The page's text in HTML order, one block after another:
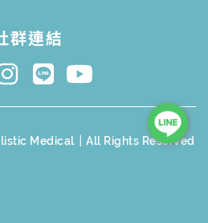
群連結
Medical｜All Rights Reserved